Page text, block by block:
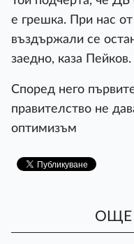
е грешка. При нас
въздържали се
заедно, каза Пейков.
Според него
правителство не
оптимизъм
ОЩЕ